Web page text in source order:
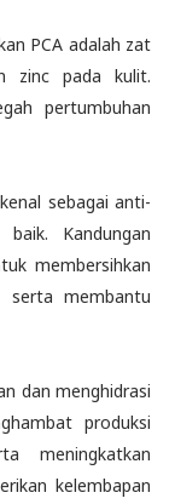
PCA adalah zat
zinc pada kulit.
pertumbuhan
sebagai anti-
Kandungan
membersihkan
serta membantu
dan menghidrasi
produksi
meningkatkan
kelembapan